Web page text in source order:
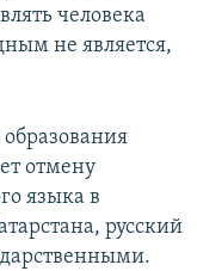
человека
не является,
отмену
языка в
русский